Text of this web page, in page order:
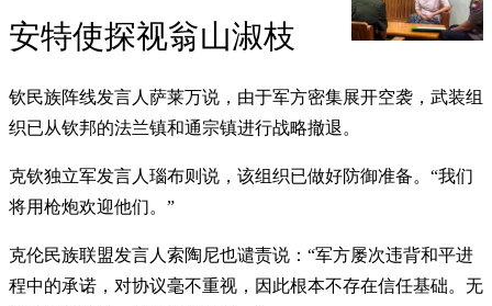
安特使探视翁山淑枝
钦民族阵线发言人萨莱万说，由于军方密集展开空袭，武装组
织已从钦邦的法兰镇和通宗镇进行战略撤退。
克钦独立军发言人瑙布则说，该组织已做好防御准备。“我们
将用枪炮欢迎他们。”
克伦民族联盟发言人索陶尼也谴责说：“军方屡次违背和平进
程中的承诺，对协议毫不重视，因此根本不存在信任基础。无